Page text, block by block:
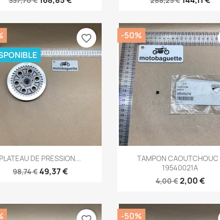
Aperçu rapide
PLATEAU DE PRESSION...
98,74 €49,37 €
favorite_border
Aperçu rapide
TAMPON
19540021A
4,00 €2,00 €
-50%
-50%